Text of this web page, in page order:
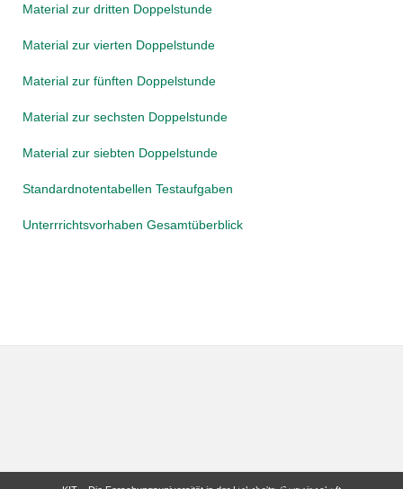
Material zur dritten Doppelstunde
Material zur vierten Doppelstunde
Material zur fünften Doppelstunde
Material zur sechsten Doppelstunde
Material zur siebten Doppelstunde
Standardnotentabellen Testaufgaben
Unterrrichtsvorhaben Gesamtüberblick
letzte Änderung: 19.10.2023